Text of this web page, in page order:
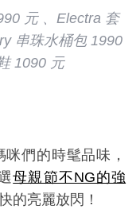
元 、Electra 套
串珠水桶包 1990
1090 元
們的時髦品味，
母親節不NG的強
的亮麗放閃！